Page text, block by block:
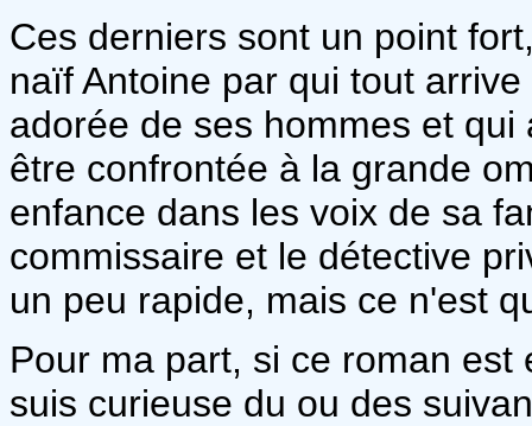
Ces derniers sont un point
naïf Antoine par qui tout
adorée de ses hommes et
être confrontée à la grande
enfance dans les voix de sa
commissaire et le détective
un peu rapide, mais ce n'est
Pour ma part, si ce roman
suis curieuse du ou des